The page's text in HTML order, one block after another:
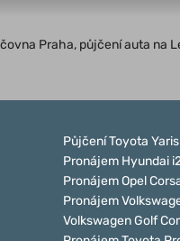
Praha, půjčení auta na
Půjčení Toyota Yaris
Pronájem Hyundai
Pronájem Opel
Pronájem
Volkswagen Golf